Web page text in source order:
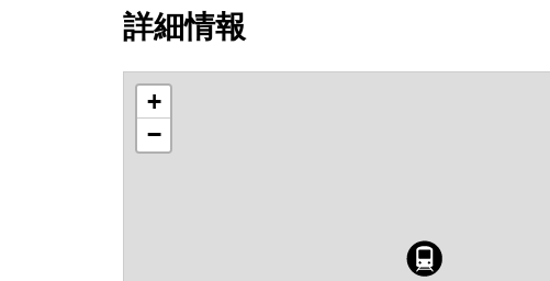
詳細情報
+
−